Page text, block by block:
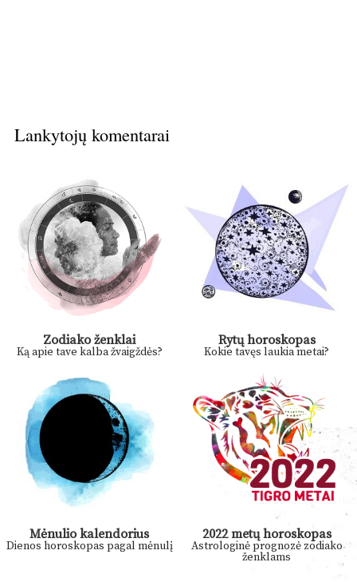
Lankytojų komentarai
Zodiako ženklai
Ką apie tave kalba žvaigždės?
Rytų horoskopas
Kokie tavęs laukia metai?
Mėnulio kalendorius
Dienos horoskopas pagal mėnulį
2022 metų horoskopas
Astrologinė prognozė zodiako
ženklams